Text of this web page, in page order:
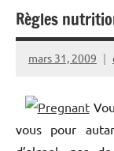
Règles
mars 31, 2009
vous pour